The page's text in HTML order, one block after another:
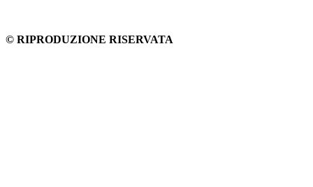
© RIPRODUZIONE RISERVATA